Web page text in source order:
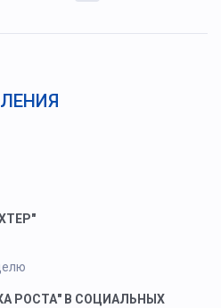
РОСТА" В СОЦИАЛЬНЫХ